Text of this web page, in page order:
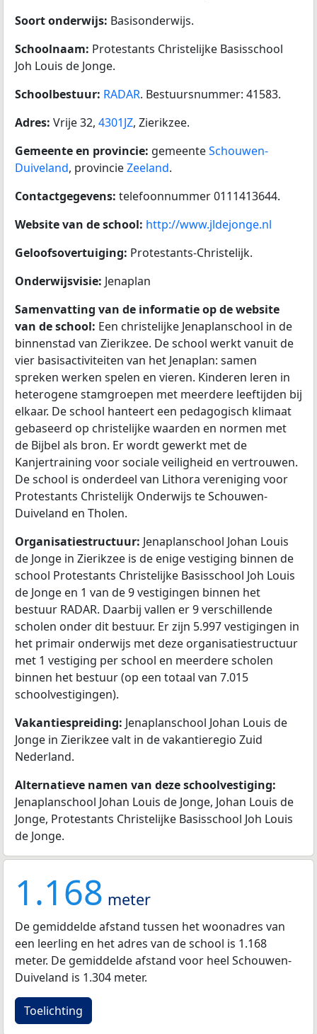
Soort onderwijs: Basisonderwijs.
Schoolnaam: Protestants Christelijke Basisschool
Joh Louis de Jonge.
Schoolbestuur: RADAR. Bestuursnummer: 41583.
Adres: Vrije 32, 4301JZ, Zierikzee.
Gemeente en provincie: gemeenteSchouwen-
Duiveland, provincieZeeland.
Contactgegevens: telefoonnummer 0111413644.
Website van de school: http://www.jldejonge.nl
Geloofsovertuiging: Protestants-Christelijk.
Onderwijsvisie: Jenaplan
Samenvatting van de informatie op de website
van de school: Een christelijke Jenaplanschool in de
binnenstad van Zierikzee. De school werkt vanuit de
vier basisactiviteiten van het Jenaplan: samen
spreken werken spelen en vieren. Kinderen leren in
heterogene stamgroepen met meerdere leeftijden bij
elkaar. De school hanteert een pedagogisch klimaat
gebaseerd op christelijke waarden en normen met
de Bijbel als bron. Er wordt gewerkt met de
Kanjertraining voor sociale veiligheid en vertrouwen.
De school is onderdeel van Lithora vereniging voor
Protestants Christelijk Onderwijs te Schouwen-
Duiveland en Tholen.
Organisatiestructuur: Jenaplanschool Johan Louis
de Jonge in Zierikzee is de enige vestiging binnen de
school Protestants Christelijke Basisschool Joh Louis
de Jonge en 1 van de 9 vestigingen binnen het
bestuur RADAR. Daarbij vallen er 9 verschillende
scholen onder dit bestuur. Er zijn 5.997 vestigingen in
het primair onderwijs met deze organisatiestructuur
met 1 vestiging per school en meerdere scholen
binnen het bestuur (op een totaal van 7.015
schoolvestigingen).
Vakantiespreiding: Jenaplanschool Johan Louis de
Jonge in Zierikzee valt in de vakantieregio Zuid
Nederland.
Alternatieve namen van deze schoolvestiging:
Jenaplanschool Johan Louis de Jonge, Johan Louis de
Jonge, Protestants Christelijke Basisschool Joh Louis
de Jonge.
1.168 meter
De gemiddelde afstand tussen het woonadres van
een leerling en het adres van de school is 1.168
meter. De gemiddelde afstand voor heel Schouwen-
Duiveland is 1.304 meter.
Toelichting